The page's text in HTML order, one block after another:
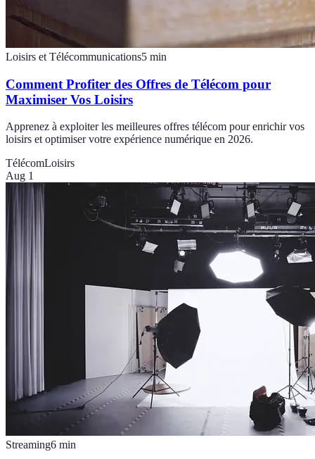
Loisirs et Télécommunications5 min
Comment Profiter des Offres de Télécom pour
Maximiser Vos Loisirs
Apprenez à exploiter les meilleures offres télécom pour enrichir vos
loisirs et optimiser votre expérience numérique en 2026.
TélécomLoisirs
Aug 1
Streaming6 min